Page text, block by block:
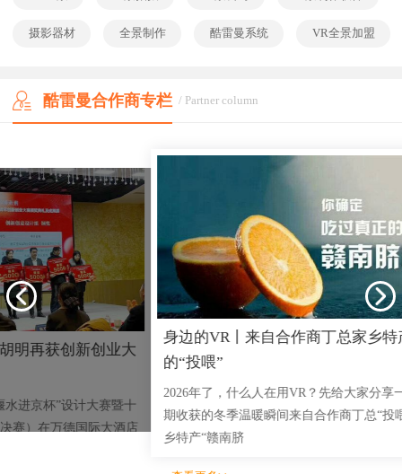
摄影器材 全景制作 酷雷曼系统 VR全景加盟
酷雷曼合作商专栏 / Partner column
业大
暨十
酒店
身边的VR丨来自合作商丁总家乡特产
2026年了，什么人在用VR？先给大家分享一份近
期收获的冬季温暖瞬间来自合作商丁总“投喂”的家
品
“实